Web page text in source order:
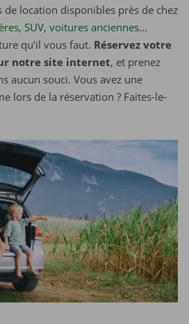
location disponibles près de chez
, SUV, voitures anciennes…
qu’il vous faut. Réservez votre
notre site internet, et prenez
aucun souci. Vous avez une
lors de la réservation ? Faites-le-